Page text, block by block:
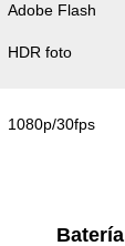
Adobe Flash
HDR foto
1080p/30fps
Batería